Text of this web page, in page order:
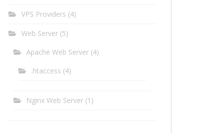
VPS Providers (4)
Web Server (5)
Apache Web Server (4)
.htaccess (4)
Nginx Web Server (1)